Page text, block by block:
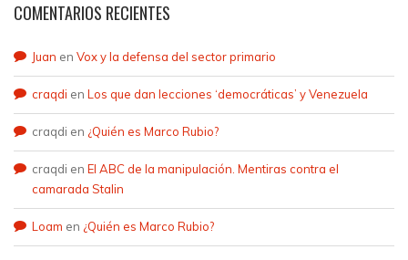
COMENTARIOS RECIENTES
Juan en Vox y la defensa del sector primario
craqdi en Los que dan lecciones ‘democráticas’ y Venezuela
craqdi en ¿Quién es Marco Rubio?
craqdi en El ABC de la manipulación. Mentiras contra el
camarada Stalin
Loam en ¿Quién es Marco Rubio?